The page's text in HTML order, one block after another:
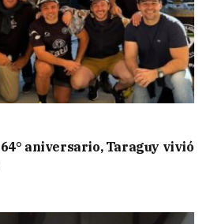
aniversario, Taraguy vivió